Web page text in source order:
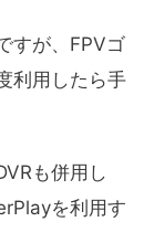
すが、FPVゴ
利用したら手
も併用し
を利用す